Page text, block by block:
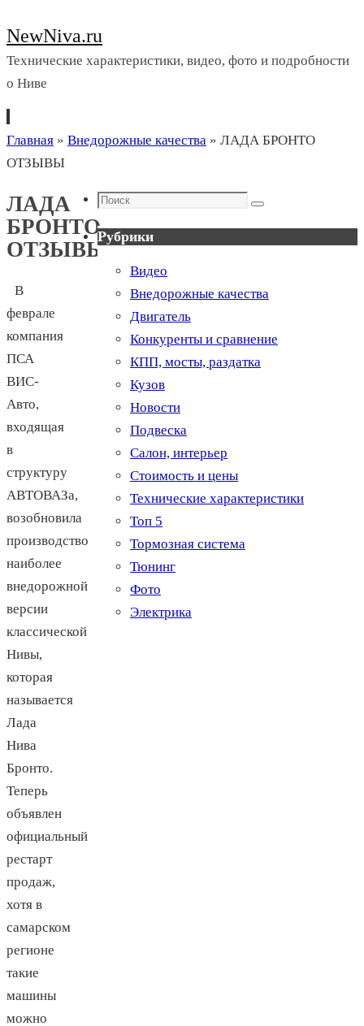
NewNiva.ru
Технические характеристики, видео, фото и подробности
о Ниве
Перейти
к
Главная » Внедорожные качества » ЛАДА БРОНТО
ОТЗЫВЫ
ЛАДА
БРОНТО
ОТЗЫВЫ
В
феврале
компания
ПСА
ВИС-
Авто,
входящая
в
структуру
АВТОВАЗа,
возобновила
производство
наиболее
внедорожной
версии
классической
Нивы,
которая
называется
Лада
Нива
Бронто.
Теперь
объявлен
официальный
рестарт
продаж,
хотя в
самарском
регионе
такие
машины
можно
Поиск
Поиск
Рубрики
Видео
Внедорожные качества
Двигатель
Конкуренты и сравнение
КПП, мосты, раздатка
Кузов
Новости
Подвеска
Салон, интерьер
Стоимость и цены
Технические характеристики
Топ 5
Тормозная система
Тюнинг
Фото
Электрика